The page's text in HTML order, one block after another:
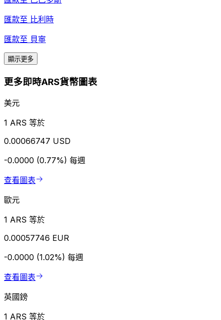
匯款至 比利時
匯款至 貝寧
顯示更多
更多即時ARS貨幣圖表
美元
1 ARS 等於
0.00066747 USD
-0.0000 (0.77%) 每週
查看圖表
歐元
1 ARS 等於
0.00057746 EUR
-0.0000 (1.02%) 每週
查看圖表
英國鎊
1 ARS 等於